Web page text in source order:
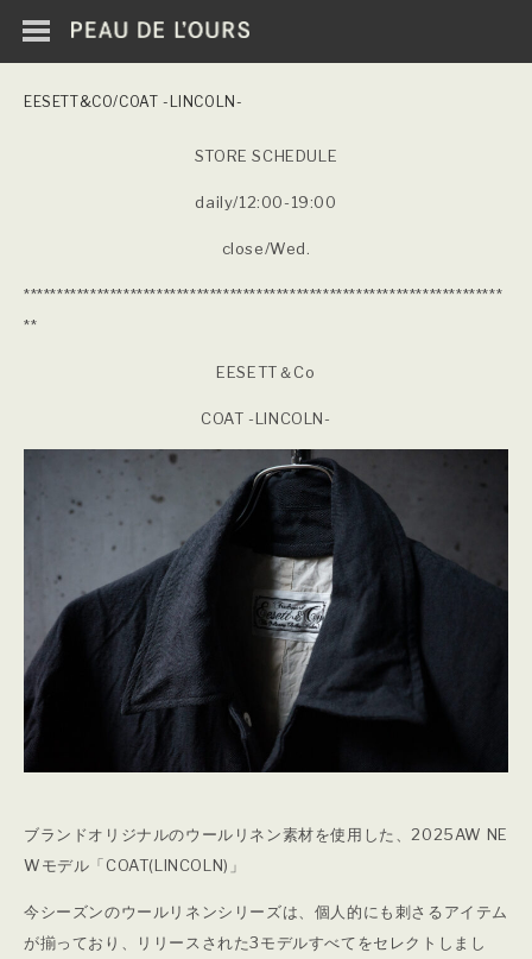
EESETT&CO/COAT -LINCOLN-
STORE SCHEDULE
daily/12:00-19:00
close/Wed.
************************************************************************
**
EESETT＆Co
COAT -LINCOLN-
ブランドオリジナルのウールリネン素材を使用した、2025AW NE
Wモデル「COAT(LINCOLN)」
今シーズンのウールリネンシリーズは、個人的にも刺さるアイテム
が揃っており、リリースされた3モデルすべてをセレクトしまし